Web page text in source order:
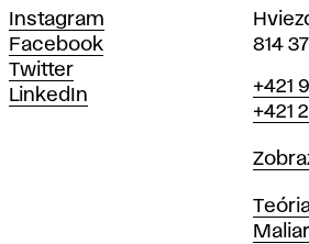
Instagram
Facebook
Twitter
LinkedIn
814
+421
+421
Mapa